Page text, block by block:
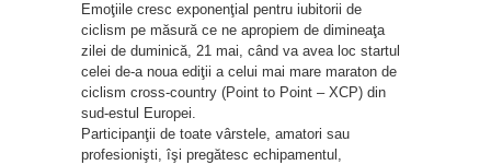
Emoţiile cresc exponenţial pentru iubitorii de
ciclism pe măsură ce ne apropiem de dimineaţa
zilei de duminică, 21 mai, când va avea loc startul
celei de-a noua ediţii a celui mai mare maraton de
ciclism cross-country (Point to Point – XCP) din
sud-estul Europei.
Participanţii de toate vârstele, amatori sau
profesionişti, îşi pregătesc echipamentul,